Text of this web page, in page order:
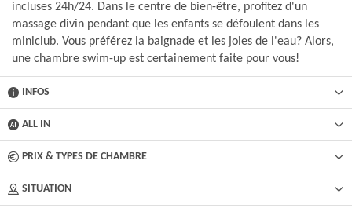
incluses 24h/24. Dans le centre de bien-être, profitez d'un
massage divin pendant que les enfants se défoulent dans les
miniclub. Vous préférez la baignade et les joies de l'eau? Alors,
une chambre swim-up est certainement faite pour vous!
INFOS
ALL IN
PRIX & TYPES DE CHAMBRE
SITUATION